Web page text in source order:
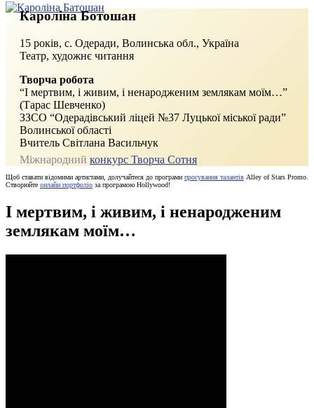
Кароліна Ботошан
15 років, с. Одеради, Волинська обл., Україна
Театр, художнє читання
Творча робота
“І мертвим, і живим, і ненародженим землякам моїм…”
(Тарас Шевченко)
ЗЗСО “Одерадівський ліцей №37 Луцької міської ради”
Волинської області
Вчитель Світлана Васильчук
Міжнародний конкурс Творча Сотня
Щоб ставати відомими артистами, долучайтеся до програми просування талантів Alley of Stars Promo.
Створюйте онлайн портфоліо за програмою Hollywood!
І мертвим, і живим, і ненародженим
землякам моїм…